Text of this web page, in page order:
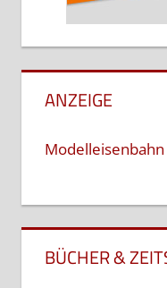
ANZEIGE
BÜCHER &